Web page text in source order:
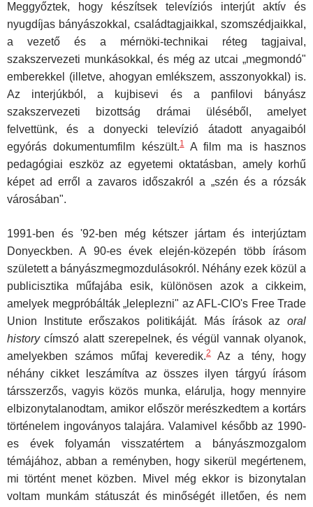
Meggyőz­tek, hogy készítsek televíziós interjút aktív és
nyugdíjas bányászokkal, családtagjaikkal, szomszédjaikkal,
a vezető és a mérnöki-technikai réteg tagjaival,
szakszervezeti munkásokkal, és még az utcai „megmondó"
emberekkel (illetve, ahogyan emlékszem, asszonyokkal) is.
Az interjúk­ból, a kujbisevi és a panfilovi bányász
szakszervezeti bizottság drámai üléséből, amelyet
felvettünk, és a donyecki televízió átadott anyagaiból
egyórás dokumentumfilm készült.1A film ma is hasznos
pedagógiai eszköz az egyetemi oktatásban, amely korhű
képet ad erről a zavaros időszakról a „szén és a rózsák
városában".
1991-ben és '92-ben még kétszer jártam és interjúztam
Donyeckben. A 90-es évek elején-közepén több írásom
született a bányászmegmozdulá­sokról. Néhány ezek közül a
publicisztika műfajába esik, különösen azok a cikkeim,
amelyek megpróbálták „leleplezni" az AFL-CIO's Free Trade
Union Institute erőszakos politikáját. Más írások az oral
historycímszó alatt szerepelnek, és végül vannak olyanok,
amelyekben számos műfaj keveredik.2Az a tény, hogy
néhány cikket leszámítva az összes ilyen tárgyú írásom
társszerzős, vagyis közös munka, elárulja, hogy mennyire
elbizonytalanodtam, amikor először merészkedtem a kortárs
történelem ingoványos talajára. Valamivel később az 1990-
es évek folyamán visszatértem a bányászmozgalom
témájához, abban a reményben, hogy sikerül megértenem,
mi történt menet közben. Mivel még ekkor is bizony­talan
voltam munkám státuszát és minőségét illetően, és nem